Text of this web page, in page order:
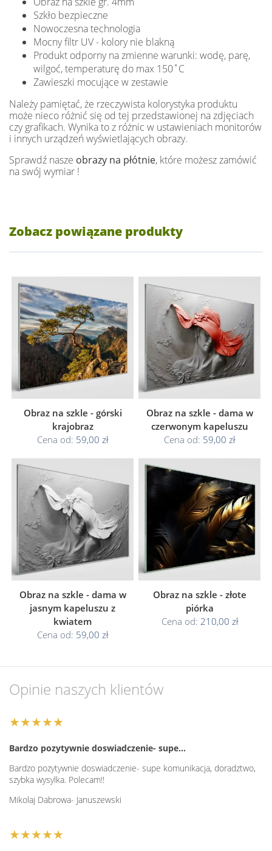
Szkło bezpieczne
Nowoczesna technologia
Mocny filtr UV - kolory nie blakną
Produkt odporny na zmienne warunki: wodę, parę,
wilgoć, temperaturę do max 150˚C
Zawieszki mocujące w zestawie
Należy pamiętać, że rzeczywista kolorystyka produktu
może nieco różnić się od tej przedstawionej na zdjęciach
czy grafikach. Wynika to z różnic w ustawieniach monitorów
i innych urządzeń wyświetlających obrazy.
Sprawdź nasze obrazy na płótnie, które możesz zamówić
na swój wymiar !
Zobacz powiązane produkty
Obraz na szkle - górski
krajobraz
Cena od: 59,00 zł
Obraz na szkle - dama w
czerwonym kapeluszu
Cena od: 59,00 zł
Obraz na szkle - dama w
jasnym kapeluszu z
kwiatem
Cena od: 59,00 zł
Obraz na szkle - złote
piórka
Cena od: 210,00 zł
Opinie naszych klientów
★★★★★
Bardzo pozytywnie doswiadczenie- supe…
Bardzo pozytywnie doswiadczenie- supe komunikacja, doradztwo,
szybka wysylka. Polecam!!
Mikolaj Dabrowa- Januszewski
★★★★★